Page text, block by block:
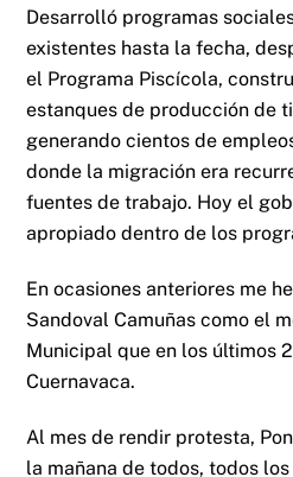
Desarrolló programas
existentes hasta la fecha,
el Programa Piscícola,
estanques de producción de
generando cientos de
donde la migración era
fuentes de trabajo. Hoy el
apropiado dentro de los
En ocasiones anteriores me
Sandoval Camuñas como el
Municipal que en los últimos
Cuernavaca.
Al mes de rendir protesta,
la mañana de todos, todos